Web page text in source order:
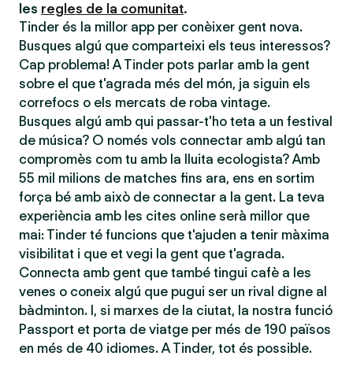
les regles de la comunitat.
Tinder és la millor app per conèixer gent nova.
Busques algú que comparteixi els teus interessos?
Cap problema! A Tinder pots parlar amb la gent
sobre el que t'agrada més del món, ja siguin els
correfocs o els mercats de roba vintage.
Busques algú amb qui passar-t'ho teta a un festival
de música? O només vols connectar amb algú tan
compromès com tu amb la lluita ecologista? Amb
55 mil milions de matches fins ara, ens en sortim
força bé amb això de connectar a la gent. La teva
experiència amb les cites online serà millor que
mai: Tinder té funcions que t'ajuden a tenir màxima
visibilitat i que et vegi la gent que t'agrada.
Connecta amb gent que també tingui cafè a les
venes o coneix algú que pugui ser un rival digne al
bàdminton. I, si marxes de la ciutat, la nostra funció
Passport et porta de viatge per més de 190 països
en més de 40 idiomes. A Tinder, tot és possible.